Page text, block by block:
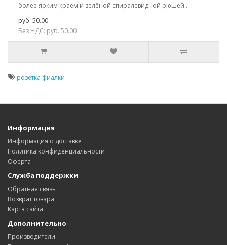
более ярким краем и зелёной спиралевидной рюшей...
руб. 50.00
Без НДС: руб. 50.00
розетка фиалки
Информация
Информация о доставке
Политика конфиденциальности
Оферта
Служба поддержки
Обратная связь
Возврат товара
Карта сайта
Дополнительно
Производители